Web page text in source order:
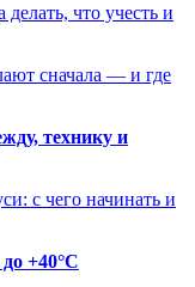
делать, что учесть и
сначала — и где
технику и
с чего начинать и
+40°C